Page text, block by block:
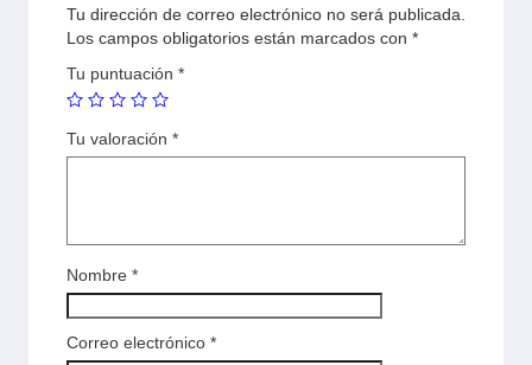
Tu dirección de correo electrónico no será publicada.
Los campos obligatorios están marcados con *
Tu puntuación *
Tu valoración *
Nombre *
Correo electrónico *